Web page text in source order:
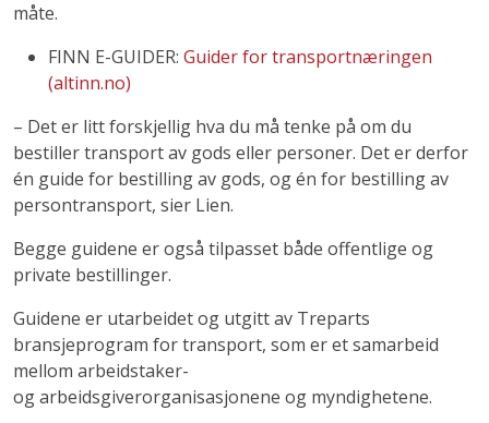
måte.
FINN E-GUIDER: Guider for transportnæringen
(altinn.no)
– Det er litt forskjellig hva du må tenke på om du
bestiller transport av gods eller personer. Det er derfor
én guide for bestilling av gods, og én for bestilling av
persontransport, sier Lien.
Begge guidene er også tilpasset både offentlige og
private bestillinger.
Guidene er utarbeidet og utgitt av Treparts
bransjeprogram for transport, som er et samarbeid
mellom arbeidstaker-
og arbeidsgiverorganisasjonene og myndighetene.